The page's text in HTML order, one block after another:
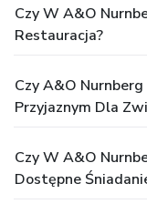
Czy W A&O
Restauracja?
Czy A&O
Przyjaznym Dla
Czy W A&O
Dostępne